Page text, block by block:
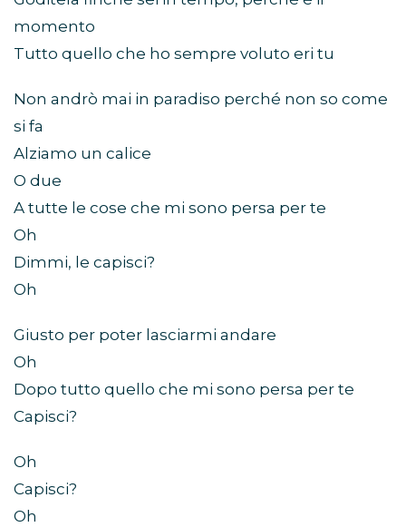
momento
Tutto quello che ho sempre voluto eri tu
Non andrò mai in paradiso perché non so come
si fa
Alziamo un calice
O due
A tutte le cose che mi sono persa per te
Oh
Dimmi, le capisci?
Oh
Giusto per poter lasciarmi andare
Oh
Dopo tutto quello che mi sono persa per te
Capisci?
Oh
Capisci?
Oh